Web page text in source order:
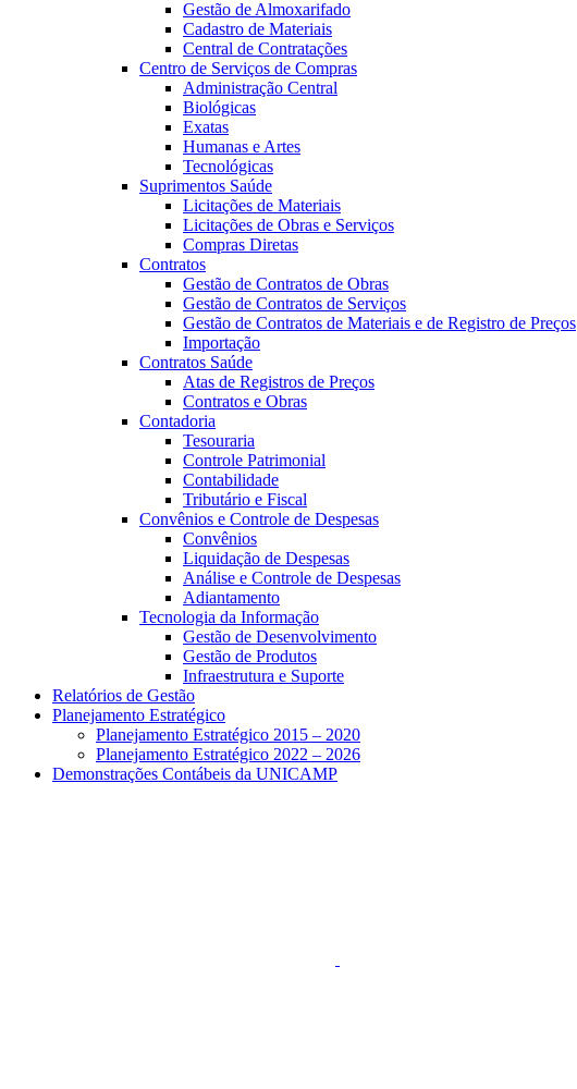
Gestão de Almoxarifado
Cadastro de Materiais
Central de Contratações
Centro de Serviços de Compras
Administração Central
Biológicas
Exatas
Humanas e Artes
Tecnológicas
Suprimentos Saúde
Licitações de Materiais
Licitações de Obras e Serviços
Compras Diretas
Contratos
Gestão de Contratos de Obras
Gestão de Contratos de Serviços
Gestão de Contratos de Materiais e de Registro de Preços
Importação
Contratos Saúde
Atas de Registros de Preços
Contratos e Obras
Contadoria
Tesouraria
Controle Patrimonial
Contabilidade
Tributário e Fiscal
Convênios e Controle de Despesas
Convênios
Liquidação de Despesas
Análise e Controle de Despesas
Adiantamento
Tecnologia da Informação
Gestão de Desenvolvimento
Gestão de Produtos
Infraestrutura e Suporte
Relatórios de Gestão
Planejamento Estratégico
Planejamento Estratégico 2015 – 2020
Planejamento Estratégico 2022 – 2026
Demonstrações Contábeis da UNICAMP